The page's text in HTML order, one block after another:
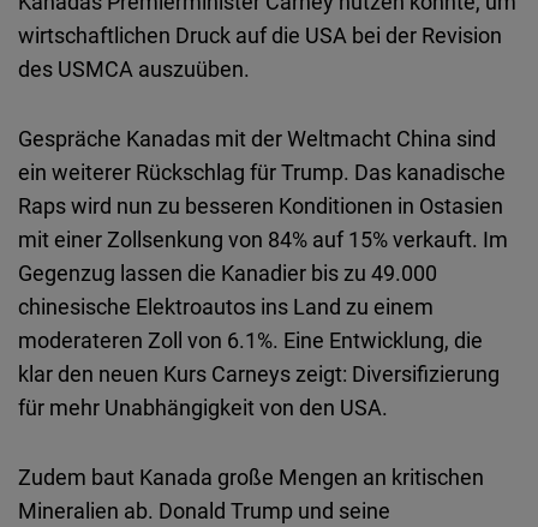
wirtschaftlichen Druck auf die USA bei der Revision
des USMCA auszuüben.
Gespräche Kanadas mit der Weltmacht China sind
ein weiterer Rückschlag für Trump. Das kanadische
Raps wird nun zu besseren Konditionen in Ostasien
mit einer Zollsenkung von 84% auf 15% verkauft. Im
Gegenzug lassen die Kanadier bis zu 49.000
chinesische Elektroautos ins Land zu einem
moderateren Zoll von 6.1%. Eine Entwicklung, die
klar den neuen Kurs Carneys zeigt: Diversifizierung
für mehr Unabhängigkeit von den USA.
Zudem baut Kanada große Mengen an kritischen
Mineralien ab. Donald Trump und seine